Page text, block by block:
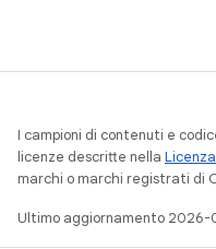
I campioni di contenuti e
licenze descritte nella
marchi o marchi registrati di
Ultimo aggiornamento 2026-